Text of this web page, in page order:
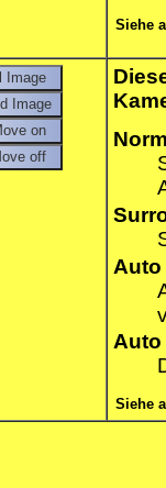
Siehe
Auto
Auto
Siehe